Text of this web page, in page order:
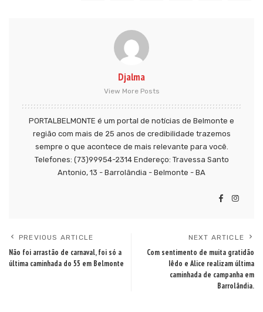
Djalma
View More Posts
PORTALBELMONTE é um portal de notícias de Belmonte e
região com mais de 25 anos de credibilidade trazemos
sempre o que acontece de mais relevante para você.
Telefones: (73)99954-2314 Endereço: Travessa Santo
Antonio, 13 - Barrolândia - Belmonte - BA
PREVIOUS ARTICLE
Não foi arrastão de carnaval, foi só a
última caminhada do 55 em Belmonte
NEXT ARTICLE
Com sentimento de muita gratidão
Iêdo e Alice realizam última
caminhada de campanha em
Barrolândia.